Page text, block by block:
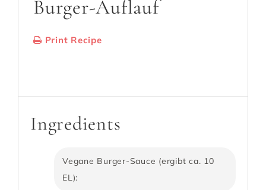
Burger-Auflauf
Print Recipe
Ingredients
Vegane Burger-Sauce (ergibt ca. 10
EL):